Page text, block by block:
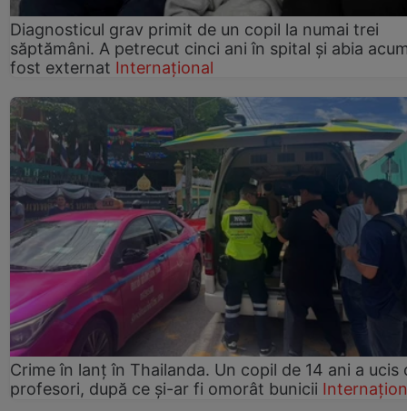
Diagnosticul grav primit de un copil la numai trei
săptămâni. A petrecut cinci ani în spital și abia
fost externat Internațional
Crime în lanț în Thailanda. Un copil de 14 ani a ucis
profesori, după ce și-ar fi omorât bunicii